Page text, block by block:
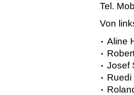
Tel.
Von
Aline
Josef
Ruedi